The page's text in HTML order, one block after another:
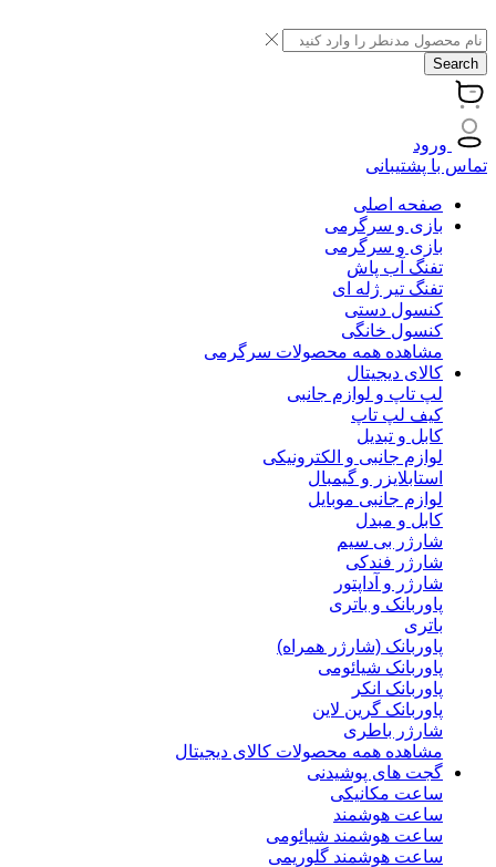
Search
ورود
تماس با پشتیبانی
صفحه اصلی
بازی و سرگرمی
بازی و سرگرمی
تفنگ آب پاش
تفنگ تیر ژله ای
کنسول دستی
کنسول خانگی
مشاهده همه محصولات سرگرمی
کالای دیجیتال
لپ تاپ و لوازم جانبی
کیف لپ تاپ
کابل و تبدیل
لوازم جانبی و الکترونیکی
استابلایزر و گیمبال
لوازم جانبی موبایل
کابل و مبدل
شارژر بی سیم
شارژر فندکی
شارژر و آداپتور
پاوربانک و باتری
باتری
پاوربانک (شارژر همراه)
پاوربانک شیائومی
پاوربانک انکر
پاوربانک گرین لاین
شارژر باطری
مشاهده همه محصولات کالای دیجیتال
گجت های پوشیدنی
ساعت مکانیکی
ساعت هوشمند
ساعت هوشمند شیائومی
ساعت هوشمند گلوریمی